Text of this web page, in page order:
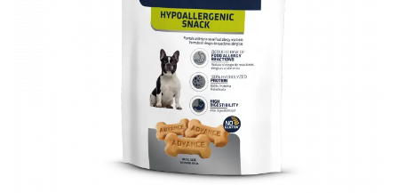
Afecțiuni renale și urinare
Afecțiuni renale și urinare